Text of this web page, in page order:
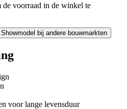
voorraad in de winkel te
Showmodel bij andere bouwmarkten
voor lange levensduur